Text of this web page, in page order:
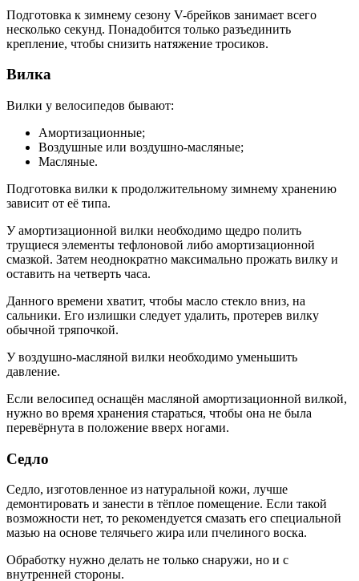
Подготовка к зимнему сезону V-брейков занимает всего
несколько секунд. Понадобится только разъединить
крепление, чтобы снизить натяжение тросиков.
Вилка
Вилки у велосипедов бывают:
Амортизационные;
Воздушные или воздушно-масляные;
Масляные.
Подготовка вилки к продолжительному зимнему хранению
зависит от её типа.
У амортизационной вилки необходимо щедро полить
трущиеся элементы тефлоновой либо амортизационной
смазкой. Затем неоднократно максимально прожать вилку и
оставить на четверть часа.
Данного времени хватит, чтобы масло стекло вниз, на
сальники. Его излишки следует удалить, протерев вилку
обычной тряпочкой.
У воздушно-масляной вилки необходимо уменьшить
давление.
Если велосипед оснащён масляной амортизационной вилкой,
нужно во время хранения стараться, чтобы она не была
перевёрнута в положение вверх ногами.
Седло
Седло, изготовленное из натуральной кожи, лучше
демонтировать и занести в тёплое помещение. Если такой
возможности нет, то рекомендуется смазать его специальной
мазью на основе телячьего жира или пчелиного воска.
Обработку нужно делать не только снаружи, но и с
внутренней стороны.